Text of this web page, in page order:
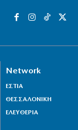
Network
ΕΣΤΙΑ
ΘΕΣΣΑΛΟΝΙΚΗ
ΕΛΕΥΘΕΡΙΑ